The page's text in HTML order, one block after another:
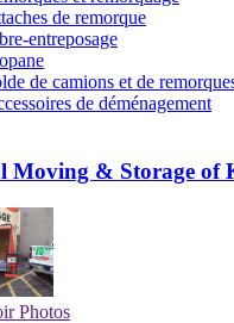
de remorque
entreposage
de camions et de
de déménagement
Moving & Storage of
Photos